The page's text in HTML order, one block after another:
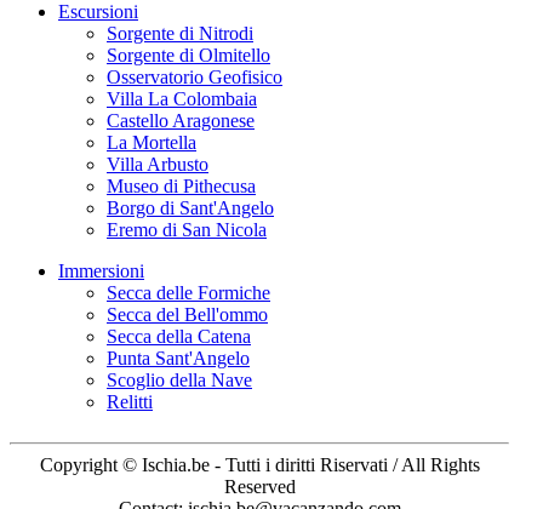
Escursioni
Sorgente di Nitrodi
Sorgente di Olmitello
Osservatorio Geofisico
Villa La Colombaia
Castello Aragonese
La Mortella
Villa Arbusto
Museo di Pithecusa
Borgo di Sant'Angelo
Eremo di San Nicola
Immersioni
Secca delle Formiche
Secca del Bell'ommo
Secca della Catena
Punta Sant'Angelo
Scoglio della Nave
Relitti
Copyright © Ischia.be - Tutti i diritti Riservati / All Rights
Reserved